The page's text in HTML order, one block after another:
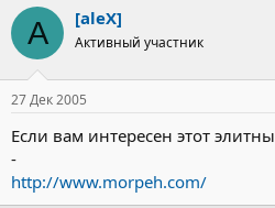
р
т
е
м
ы
н
а
ч
A [aleX]
Активный участник
27 Дек 2005
Если вам интересен этот
-
http://www.morpeh.com/